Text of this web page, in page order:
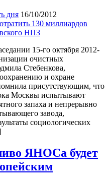
дня 16/10/2012
15-го октября 2012-
очистных
Стебенкова,
и охране
присутствующим, что
Москвы испытывают
запаха и непрерывно
завода,
социологических
ЯНОСа будет